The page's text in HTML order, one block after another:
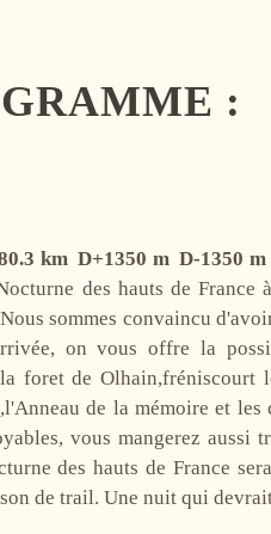
:
km D+1350 m D-1350 m
des hauts de France
sommes convaincu
on vous offre la
foret de
de la mémoire et
vous mangerez aussi
des hauts de France
de trail. Une nuit qui